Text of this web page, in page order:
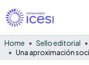
Home Sello editorial